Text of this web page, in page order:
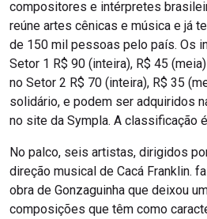
compositores e intérpretes
reúne artes cênicas e música e já
de 150 mil pessoas pelo país. Os
Setor 1 R$ 90 (inteira), R$ 45
no Setor 2 R$ 70 (inteira), R$ 35
solidário, e podem ser adquiridos
no site da Sympla. A classificação
No palco, seis artistas, dirigidos
direção musical de Cacá Franklin.
obra de Gonzaguinha que deixou
composições que têm como